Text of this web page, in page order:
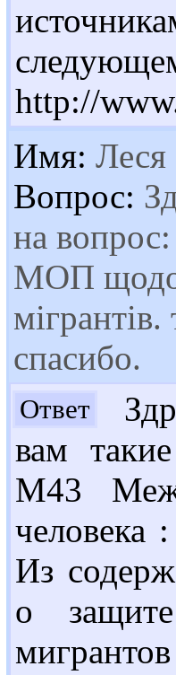
http://
Имя: Леся
Вопрос:
на
МОП щодо
спасибо.
Ответ
вам
М43
человека
Из
о